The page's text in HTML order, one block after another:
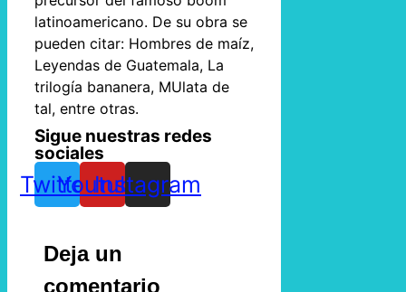
latinoamericano. De su obra se
pueden citar: Hombres de maíz,
Leyendas de Guatemala, La
trilogía bananera, MUlata de
tal, entre otras.
Sigue nuestras redes
sociales
TwitterYoutube
Instagram
Deja un
comentario